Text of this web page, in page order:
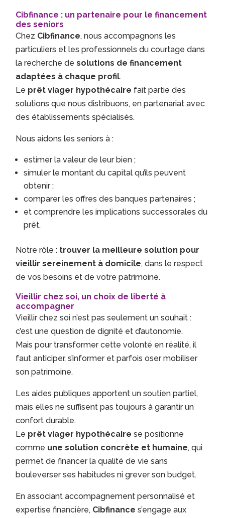
Cibfinance : un partenaire pour le financement
des seniors
Chez Cibfinance, nous accompagnons les
particuliers et les professionnels du courtage dans
la recherche desolutions de financement
adaptées à chaque profil.
Le prêt viager hypothécaire fait partie des
solutions que nous distribuons, en partenariat avec
des établissements spécialisés.
Nous aidons les seniors à :
estimer la valeur de leur bien ;
simuler le montant du capital qu’ils peuvent
obtenir ;
comparer les offres des banques partenaires ;
et comprendre les implications successorales du
prêt.
Notre rôle : trouver la meilleure solution pour
vieillir sereinement à domicile, dans le respect
de vos besoins et de votre patrimoine.
Vieillir chez soi, un choix de liberté à
accompagner
Vieillir chez soi n’est pas seulement un souhait :
c’est une question de dignité et d’autonomie.
Mais pour transformer cette volonté en réalité, il
faut anticiper, s’informer et parfois oser mobiliser
son patrimoine.
Les aides publiques apportent un soutien partiel,
mais elles ne suffisent pas toujours à garantir un
confort durable.
Le prêt viager hypothécaire se positionne
comme une solution concrète et humaine, qui
permet de financer la qualité de vie sans
bouleverser ses habitudes ni grever son budget.
En associant accompagnement personnalisé et
expertise financière, Cibfinance s’engage aux